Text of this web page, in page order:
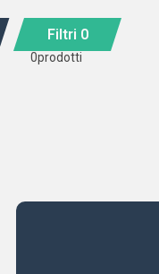
Filtri 0
0prodotti